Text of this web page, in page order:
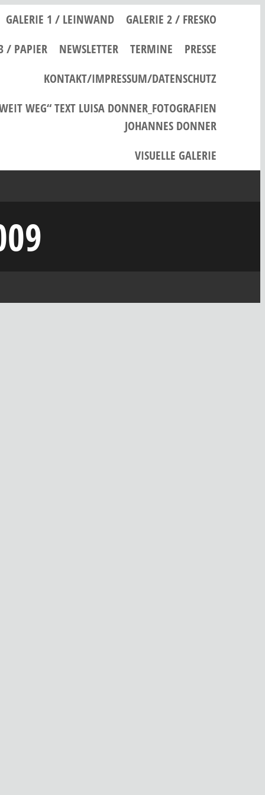
GALERIE 1 / LEINWAND
GALERIE 2 / FRESKO
/ PAPIER
NEWSLETTER TERMINE
PRESSE
KONTAKT/IMPRESSUM/DATENSCHUTZ
WEG“ TEXT LUISA DONNER_FOTOGRAFIEN
JOHANNES DONNER
VISUELLE GALERIE